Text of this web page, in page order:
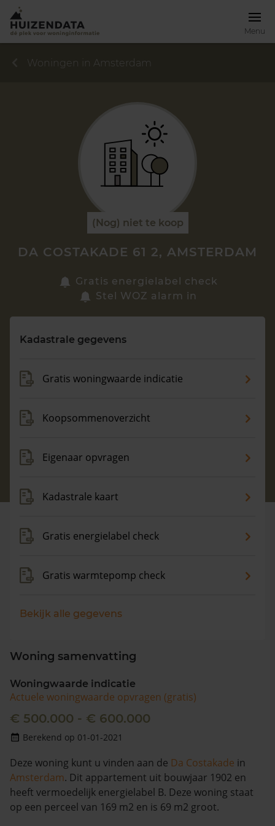
Menu
Zoek een woning
Maandag t/m vrijdag - 08:00 -18:00
Woningen in Amsterdam
(Nog) niet te koop
DA COSTAKADE 61 2, AMSTERDAM
Gratis energielabel check
Stel WOZ alarm in
Kadastrale gegevens
Gratis woningwaarde indicatie
Koopsommenoverzicht
Eigenaar opvragen
Kadastrale kaart
Gratis energielabel check
Gratis warmtepomp check
Bekijk alle gegevens
Woning samenvatting
Woningwaarde indicatie
Actuele woningwaarde opvragen (gratis)
€ 500.000 - € 600.000
Berekend op 01-01-2021
Deze woning kunt u vinden aan de Da Costakade in
Amsterdam. Dit appartement uit bouwjaar 1902 en
heeft vermoedelijk energielabel B. Deze woning staat
op een perceel van 169 m2 en is 69 m2 groot.